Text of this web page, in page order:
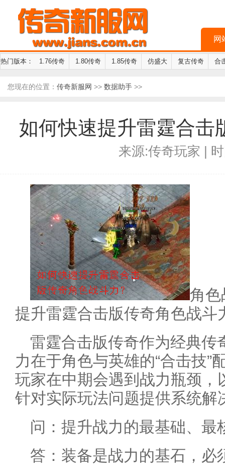
网
热门版本： 1.76传奇 1.80传奇 1.85传奇 仿盛大 复古传奇 合
您现在的位置： 传奇新服网 >> 数据助手 >>
如何快速提升雷霆合击
来源:传奇玩家 |
角色
提升雷霆合击版传奇角色战斗
雷霆合击版传奇作为经典传
力在于角色与英雄的“合击技”
玩家在中期会遇到战力瓶颈，
针对实际玩法问题提供系统解
问：提升战力的最基础、最
答：装备是战力的基石，必